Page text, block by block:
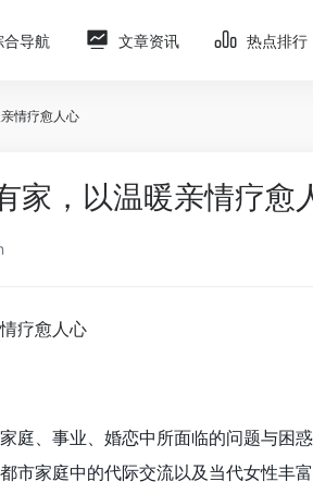
合导航 文章资讯 热点排行
情疗愈人心
家，以温暖亲情疗愈
庭、事业、婚恋中所面临的问题与困
市家庭中的代际交流以及当代女性丰